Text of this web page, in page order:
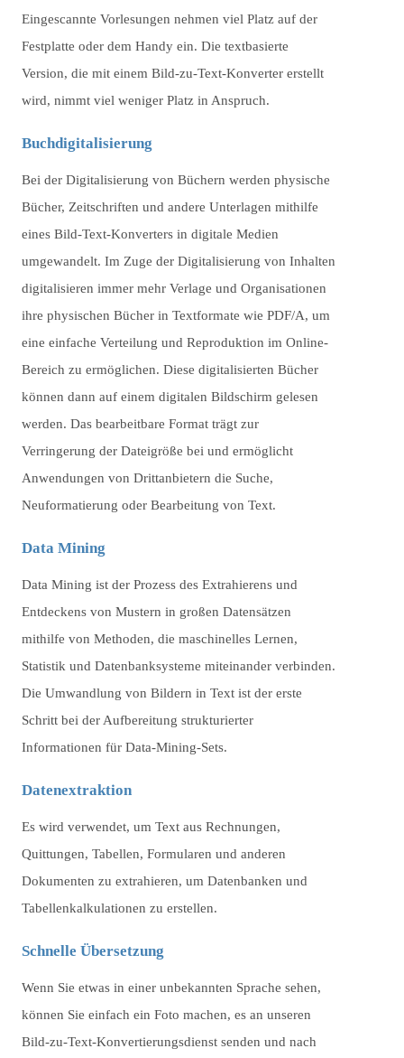
Eingescannte Vorlesungen nehmen viel Platz auf der
Festplatte oder dem Handy ein. Die textbasierte
Version, die mit einem Bild-zu-Text-Konverter erstellt
wird, nimmt viel weniger Platz in Anspruch.
Buchdigitalisierung
Bei der Digitalisierung von Büchern werden physische
Bücher, Zeitschriften und andere Unterlagen mithilfe
eines Bild-Text-Konverters in digitale Medien
umgewandelt. Im Zuge der Digitalisierung von Inhalten
digitalisieren immer mehr Verlage und Organisationen
ihre physischen Bücher in Textformate wie PDF/A, um
eine einfache Verteilung und Reproduktion im Online-
Bereich zu ermöglichen. Diese digitalisierten Bücher
können dann auf einem digitalen Bildschirm gelesen
werden. Das bearbeitbare Format trägt zur
Verringerung der Dateigröße bei und ermöglicht
Anwendungen von Drittanbietern die Suche,
Neuformatierung oder Bearbeitung von Text.
Data Mining
Data Mining ist der Prozess des Extrahierens und
Entdeckens von Mustern in großen Datensätzen
mithilfe von Methoden, die maschinelles Lernen,
Statistik und Datenbanksysteme miteinander verbinden.
Die Umwandlung von Bildern in Text ist der erste
Schritt bei der Aufbereitung strukturierter
Informationen für Data-Mining-Sets.
Datenextraktion
Es wird verwendet, um Text aus Rechnungen,
Quittungen, Tabellen, Formularen und anderen
Dokumenten zu extrahieren, um Datenbanken und
Tabellenkalkulationen zu erstellen.
Schnelle Übersetzung
Wenn Sie etwas in einer unbekannten Sprache sehen,
können Sie einfach ein Foto machen, es an unseren
Bild-zu-Text-Konvertierungsdienst senden und nach